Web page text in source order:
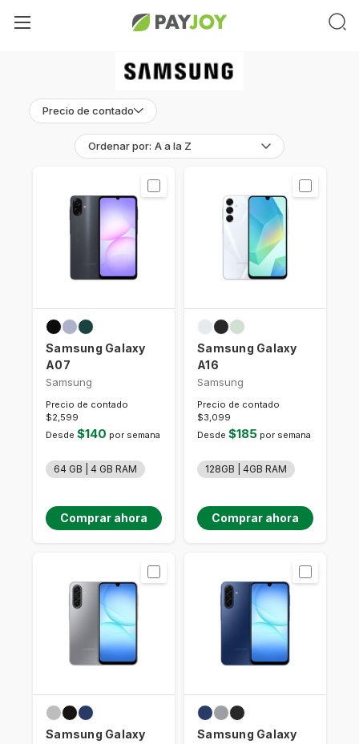
Precio de contado
Ordenar por:
Samsung Galaxy
A07
Samsung
Precio de contado
$2,599
Desde $140 por semana
64 GB | 4 GB RAM
Comprar ahora
Samsung Galaxy
A16
Samsung
Precio de contado
$3,099
Desde $185 por semana
128GB | 4GB RAM
Comprar ahora
Samsung Galaxy
Samsung Galaxy